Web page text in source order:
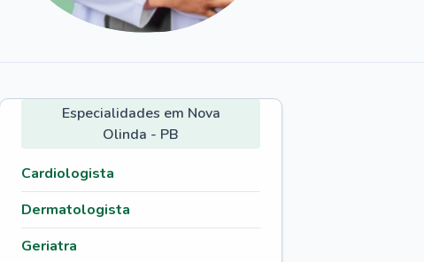
Especialidades em Nova
Olinda - PB
Cardiologista
Dermatologista
Geriatra